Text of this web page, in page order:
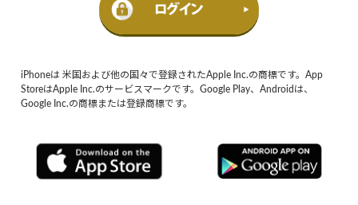
iPhoneは 米国および他の国々で登録されたApple Inc.の商標です。App
StoreはApple Inc.のサービスマークです。Google Play、Androidは、
Google Inc.の商標または登録商標です。